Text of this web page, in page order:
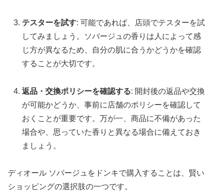
テスターを試す: 可能であれば、店頭でテスターを試
してみましょう。ソバージュの香りは人によって感
じ方が異なるため、自分の肌に合うかどうかを確認
することが大切です。
返品・交換ポリシーを確認する: 開封後の返品や交換
が可能かどうか、事前に店舗のポリシーを確認して
おくことが重要です。万が一、商品に不備があった
場合や、思っていた香りと異なる場合に備えておき
ましょう。
ディオール ソバージュをドンキで購入することは、賢い
ショッピングの選択肢の一つです。